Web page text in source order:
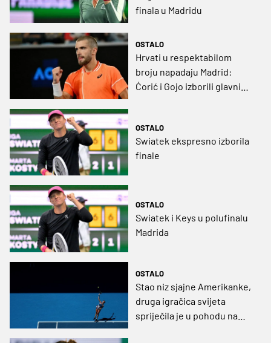
finala u Madridu
OSTALO
Hrvati u respektabilom
broju napadaju Madrid:
Ćorić i Gojo izborili glavni
OSTALO
Swiatek ekspresno izborila
finale
OSTALO
Swiatek i Keys u polufinalu
Madrida
OSTALO
Stao niz sjajne Amerikanke,
druga igračica svijeta
spriječila je u pohodu na